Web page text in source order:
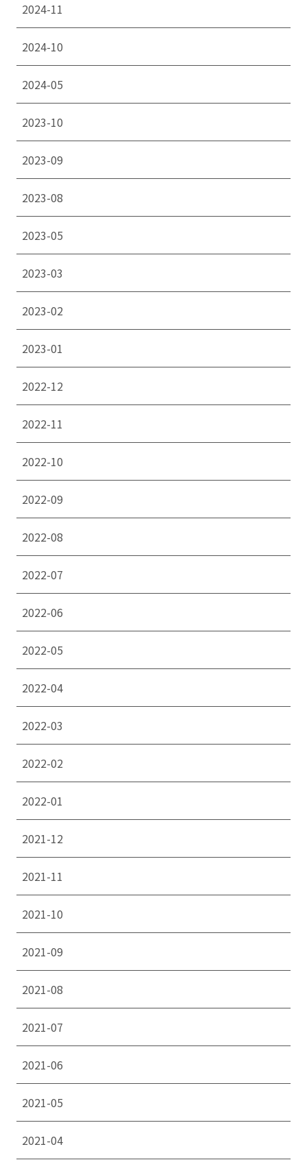
2024-11
2024-10
2024-05
2023-10
2023-09
2023-08
2023-05
2023-03
2023-02
2023-01
2022-12
2022-11
2022-10
2022-09
2022-08
2022-07
2022-06
2022-05
2022-04
2022-03
2022-02
2022-01
2021-12
2021-11
2021-10
2021-09
2021-08
2021-07
2021-06
2021-05
2021-04